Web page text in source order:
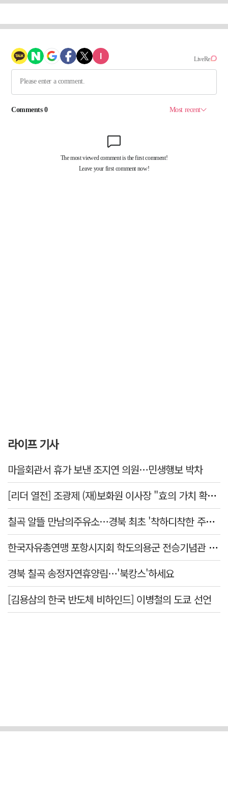
라이프 기사
마을회관서 휴가 보낸 조지연 의원…민생행보 박차
[리더 열전] 조광제 (재)보화원 이사장 "효의 가치 확산 위해 젊은층 참여 이끌어낼 것"
칠곡 알뜰 만남의주유소…경북 최초 '착하디착한 주유소' 선정
한국자유총연맹 포항시지회 학도의용군 전승기념관 방문
경북 칠곡 송정자연휴양림…'북캉스'하세요
[김용삼의 한국 반도체 비하인드] 이병철의 도쿄 선언